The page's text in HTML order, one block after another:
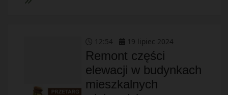
12 54 19 lipiec 2024
Remont części
elewacji w budynkach
mieszkalnych